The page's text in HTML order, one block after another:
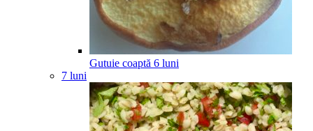
Gutuie coaptă 6 luni
7 luni